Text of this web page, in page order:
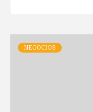
NEGOCIOS